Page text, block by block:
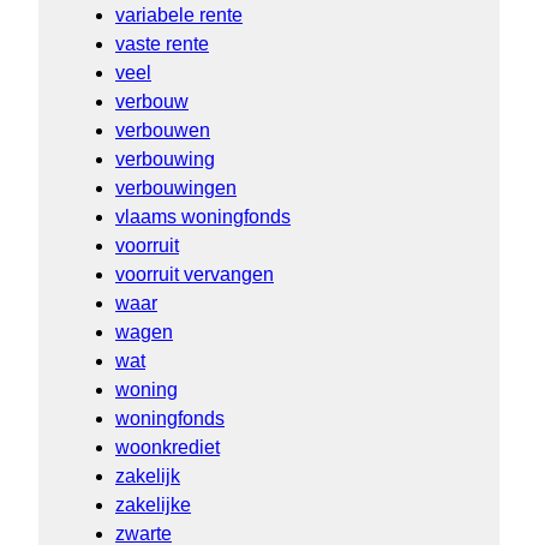
variabele rente
vaste rente
veel
verbouw
verbouwen
verbouwing
verbouwingen
vlaams woningfonds
voorruit
voorruit vervangen
waar
wagen
wat
woning
woningfonds
woonkrediet
zakelijk
zakelijke
zwarte